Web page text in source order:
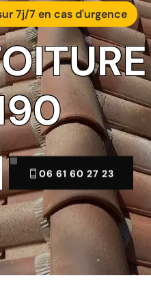
7j/7 en cas d'urgence
06 61 60 27 23